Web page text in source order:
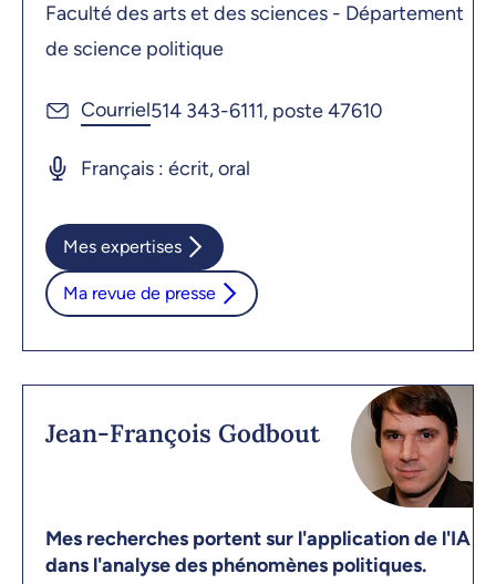
Faculté des arts et des sciences - Département
de science politique
514 343-6111, poste 47610
Français : écrit, oral
Mes expertises
Ma revue de presse
Jean-François Godbout
Mes recherches portent sur l'application de l'IA
dans l'analyse des phénomènes politiques.